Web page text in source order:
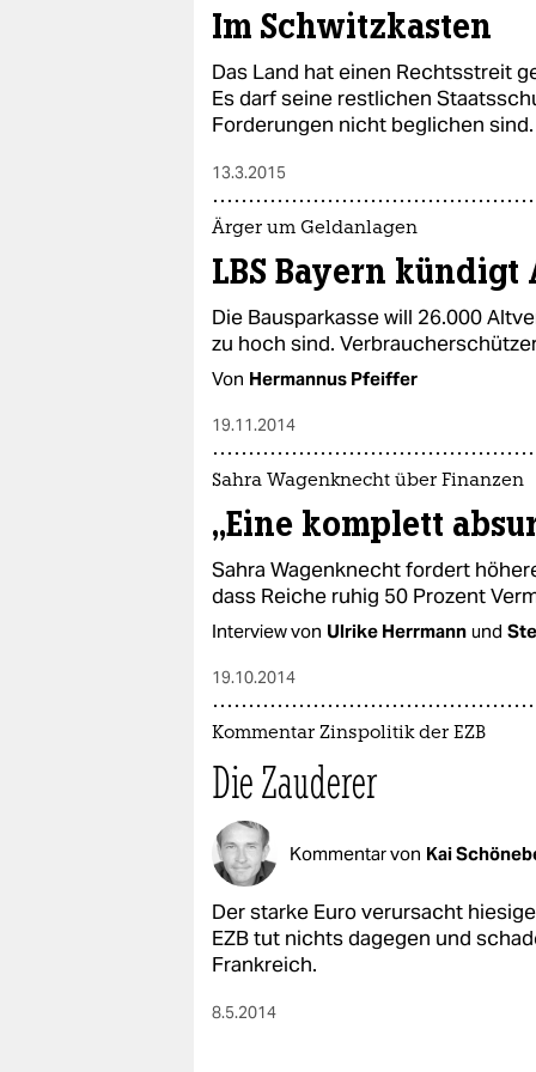
Im Schwitzkasten
Das Land hat einen Rechtsstreit
Es darf seine restlichen
Forderungen nicht beglichen sind.
13.3.2015
Ärger um Geldanlagen
LBS Bayern
Die Bausparkasse will 26.000
zu hoch sind.
Von Hermannus Pfeiffer
19.11.2014
Sahra Wagenknecht über Finanzen
„Eine komplett
Sahra Wagenknecht fordert
dass Reiche ruhig 50 Prozent
Interview von Ulrike Herrmann und
19.10.2014
Kommentar Zinspolitik der EZB
Die Zauderer
Kommentar von Kai
Der starke Euro verursacht
EZB tut nichts dagegen und
Frankreich.
8.5.2014